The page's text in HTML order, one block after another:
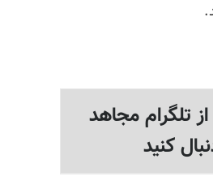
تلگرام مجاهد
کنید